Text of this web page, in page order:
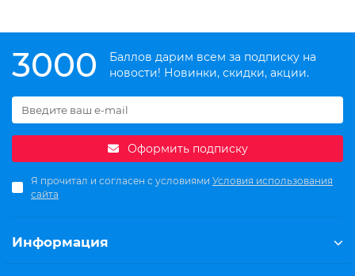
3000
Баллов дарим всем за подписку на
новости! Новинки, скидки, акции.
Оформить подписку
Я прочитал и согласен с условиями Условия использования
сайта
Информация